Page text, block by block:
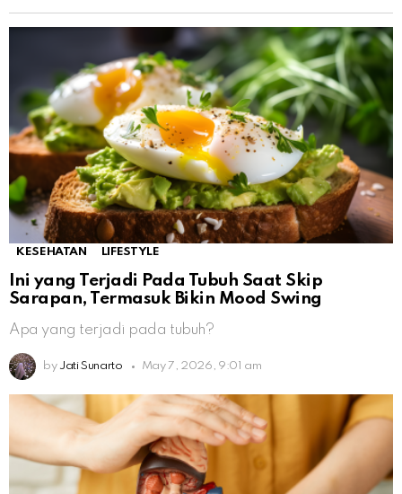
KESEHATAN LIFESTYLE
Ini yang Terjadi Pada Tubuh Saat Skip
Sarapan, Termasuk Bikin Mood Swing
Apa yang terjadi pada tubuh?
by Jati Sunarto May 7, 2026, 9:01 am